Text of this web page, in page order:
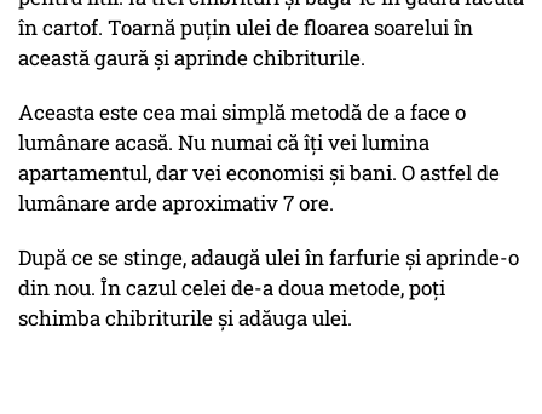
în cartof. Toarnă puțin ulei de floarea soarelui în
această gaură și aprinde chibriturile.
Aceasta este cea mai simplă metodă de a face o
lumânare acasă. Nu numai că îți vei lumina
apartamentul, dar vei economisi și bani. O astfel de
lumânare arde aproximativ 7 ore.
După ce se stinge, adaugă ulei în farfurie și aprinde-o
din nou. În cazul celei de-a doua metode, poți
schimba chibriturile și adăuga ulei.